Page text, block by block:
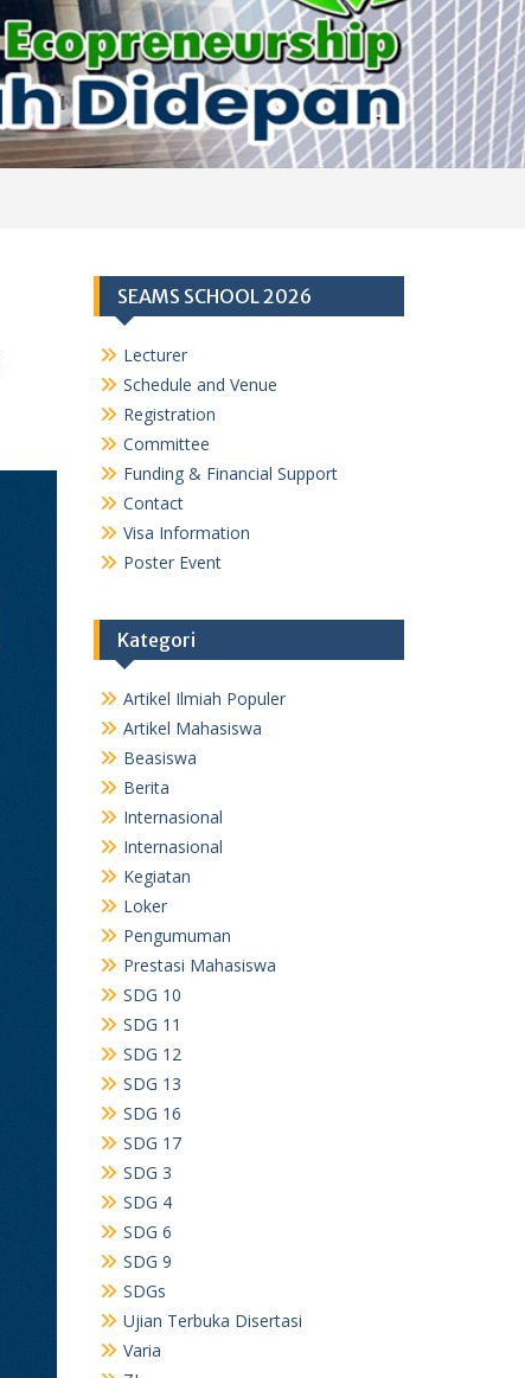
SEAMS SCHOOL 2026
Lecturer
Schedule and Venue
Registration
Committee
Funding & Financial Support
Contact
Visa Information
Poster Event
Kategori
Artikel Ilmiah Populer
Artikel Mahasiswa
Beasiswa
Berita
Internasional
Internasional
Kegiatan
Loker
Pengumuman
Prestasi Mahasiswa
SDG 10
SDG 11
SDG 12
SDG 13
SDG 16
SDG 17
SDG 3
SDG 4
SDG 6
SDG 9
SDGs
Ujian Terbuka Disertasi
Varia